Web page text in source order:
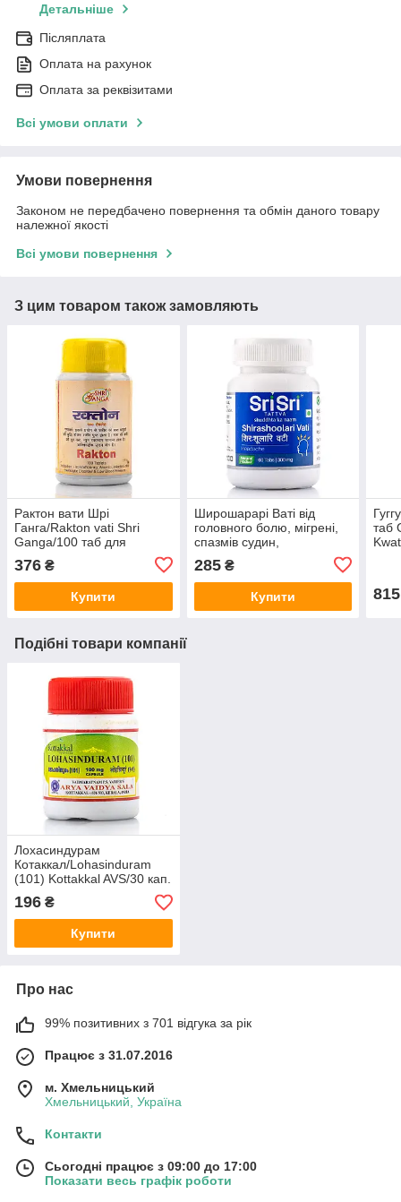
Детальніше
Післяплата
Оплата на рахунок
Оплата за реквізитами
Всі умови оплати
Умови повернення
Законом не передбачено повернення та обмін даного товару
належної якості
Всі умови повернення
З цим товаром також замовляють
Рактон вати Шрі
Ганга/Rakton vati Shri
Ganga/100 таб для
дерматит
376 ₴
Купити
Широшарарі Ваті від
головного болю, мігрені,
спазмів судин,
Ayurveda
285₴
Купити
таб
815
Подібні товари компанії
Лохасиндурам
Котаккал/Lohasinduram
(101) Kottakkal AVS/30 кап.
- залізодефіцит, анемія,
гемоглобін
196 ₴
Купити
Про нас
99% позитивних з 701 відгука за рік
Працює з 31.07.2016
м. Хмельницький
Хмельницький, Україна
Контакти
Сьогодні працює з 09:00 до 17:00
Показати весь графік роботи